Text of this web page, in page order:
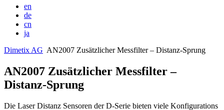
en
de
cn
ja
Dimetix AG AN2007 Zusätzlicher Messfilter – Distanz-Sprung
AN2007 Zusätzlicher Messfilter –
Distanz-Sprung
Die Laser Distanz Sensoren der D-Serie bieten viele Konfigurations